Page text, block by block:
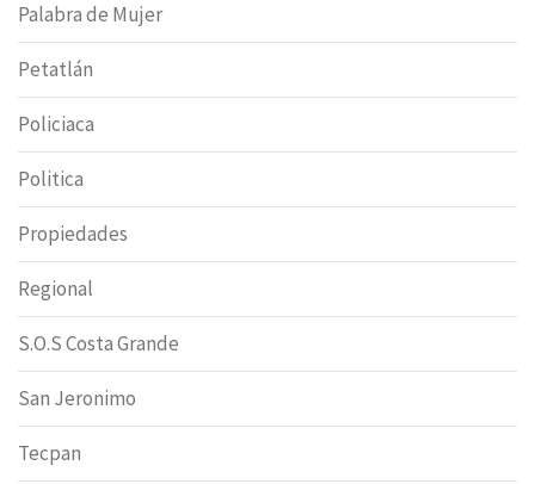
Palabra de Mujer
Petatlán
Policiaca
Politica
Propiedades
Regional
S.O.S Costa Grande
San Jeronimo
Tecpan